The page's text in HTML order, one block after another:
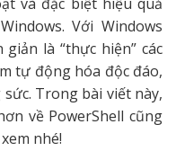
Với Windows
là “thực hiện” các
tự động hóa độc đáo,
Trong bài viết này,
về PowerShell cũng
nhé!